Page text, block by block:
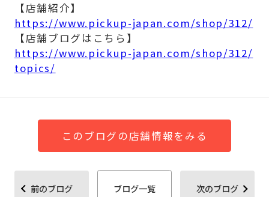
【店舗紹介】
https://www.pickup-japan.com/shop/312/
【店舗ブログはこちら】
https://www.pickup-japan.com/shop/312/
topics/
このブログの店舗情報をみる
前のブログ ブログ一覧 次のブログ